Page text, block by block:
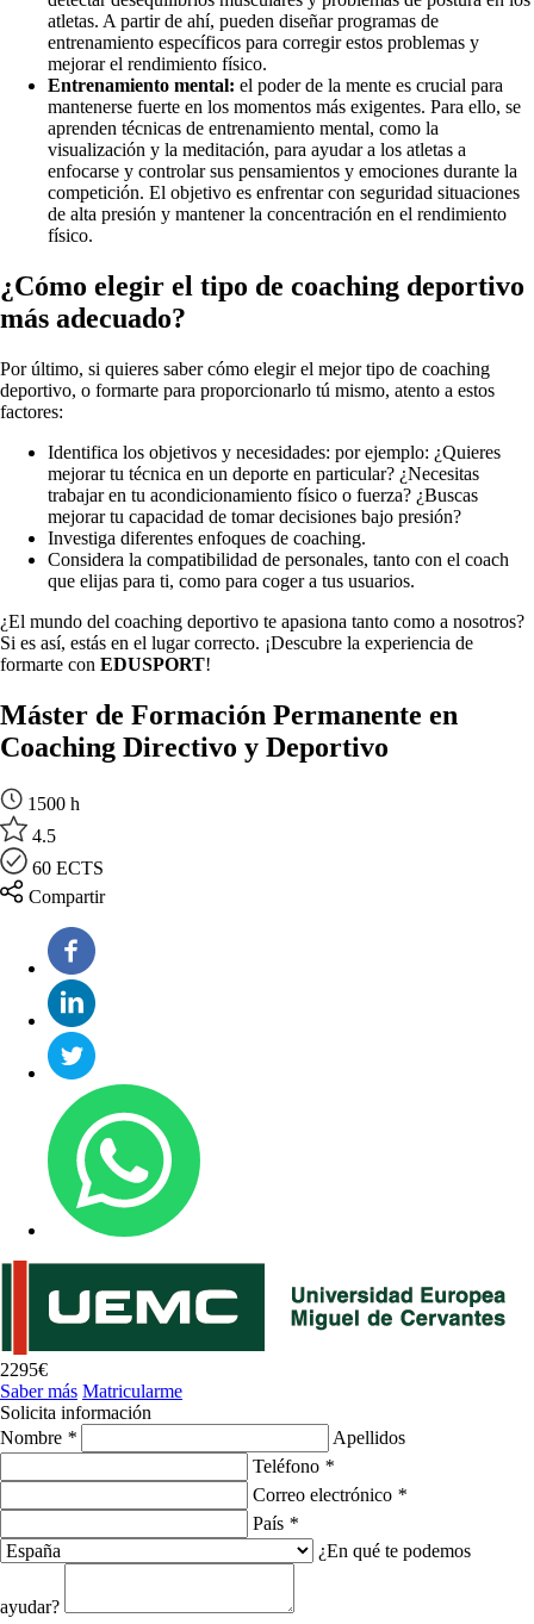
atletas. A partir de ahí, pueden diseñar programas de
entrenamiento específicos para corregir estos problemas y
mejorar el rendimiento físico.
Entrenamiento mental: el poder de la mente es crucial para
mantenerse fuerte en los momentos más exigentes. Para ello, se
aprenden técnicas de entrenamiento mental, como la
visualización y la meditación, para ayudar a los atletas a
enfocarse y controlar sus pensamientos y emociones durante la
competición. El objetivo es enfrentar con seguridad situaciones
de alta presión y mantener la concentración en el rendimiento
físico.
¿Cómo elegir el tipo de coaching deportivo
más adecuado?
Por último, si quieres saber cómo elegir el mejor tipo de coaching
deportivo, o formarte para proporcionarlo tú mismo, atento a estos
factores:
Identifica los objetivos y necesidades: por ejemplo: ¿Quieres
mejorar tu técnica en un deporte en particular? ¿Necesitas
trabajar en tu acondicionamiento físico o fuerza? ¿Buscas
mejorar tu capacidad de tomar decisiones bajo presión?
Investiga diferentes enfoques de coaching.
Considera la compatibilidad de personales, tanto con el coach
que elijas para ti, como para coger a tus usuarios.
¿El mundo del coaching deportivo te apasiona tanto como a nosotros?
Si es así, estás en el lugar correcto. ¡Descubre la experiencia de
formarte con EDUSPORT!
Máster de Formación Permanente en
Coaching Directivo y Deportivo
1500 h
4.5
60 ECTS
Compartir
2295€
Saber más Matricularme
Solicita información
Nombre *
Apellidos
Teléfono *
Correo electrónico *
País *
¿En qué te podemos
ayudar?